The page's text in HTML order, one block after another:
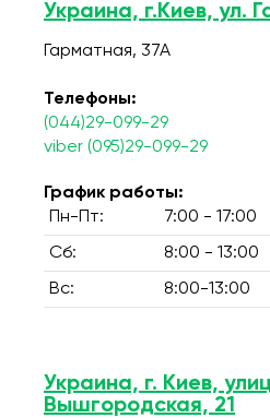
Украина, г.Киев, ул.
Гарматная, 37А
Телефоны:
(044)29-099-29
viber (095)29-099-29
График работы:
Пн-Пт:
7:00 - 17:00
Сб: 8:00 - 13:00
Вс: 8:00-13:00
Украина, г. Киев,
Вышгородская, 21